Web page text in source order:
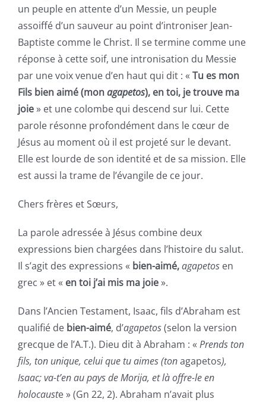
un peuple en attente d’un Messie, un peuple
assoiffé d’un sauveur au point d’introniser Jean-
Baptiste comme le Christ. Il se termine comme une
réponse à cette soif, une intronisation du Messie
par une voix venue d’en haut qui dit : « Tu es mon
Fils bien aimé (monagapetos), en toi, je trouve ma
joie» et une colombe qui descend sur lui. Cette
parole résonne profondément dans le cœur de
Jésus au moment où il est projeté sur le devant.
Elle est lourde de son identité et de sa mission. Elle
est aussi la trame de l’évangile de ce jour.
Chers frères et Sœurs,
La parole adressée à Jésus combine deux
expressions bien chargées dans l’histoire du salut.
Il s’agit des expressions « bien-aimé,agapetos en
grec » et « en toi j’ai mis ma joie».
Dans l’Ancien Testament, Isaac, fils d’Abraham est
qualifié de bien-aimé, d’agapetos(selon la version
grecque de l’A.T.). Dieu dit à Abraham : « Prends ton
fils, ton unique, celui que tu aimes (tonagapetos),
Isaac; va-t’en au pays de Morija, et là offre-le en
holocauste » (Gn 22, 2). Abraham n’avait plus